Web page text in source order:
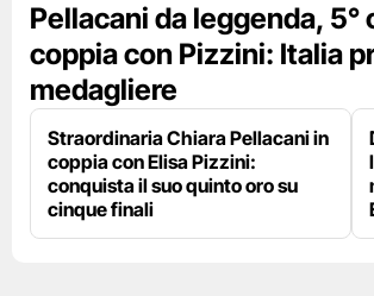
Pellacani da leggenda, 5°
coppia con Pizzini: Italia
medagliere
Straordinaria Chiara Pellacani in
coppia con Elisa Pizzini:
conquista il suo quinto oro su
cinque finali